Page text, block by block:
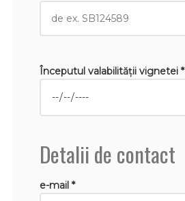
Începutul valabilităţii vignetei *
Detalii de contact
e-mail *